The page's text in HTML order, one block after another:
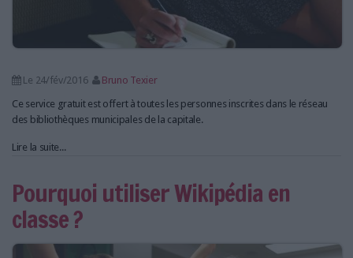
Le 24/fév/2016
Bruno Texier
Ce service gratuit est offert à toutes les personnes inscrites dans le réseau
des bibliothèques municipales de la capitale.
Lire la suite...
Pourquoi utiliser Wikipédia en
classe ?